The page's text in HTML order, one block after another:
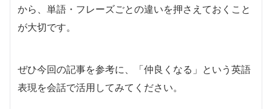
から、単語・フレーズごとの違いを押さえておくこと
が大切です。
ぜひ今回の記事を参考に、「仲良くなる」という英語
表現を会話で活用してみてください。